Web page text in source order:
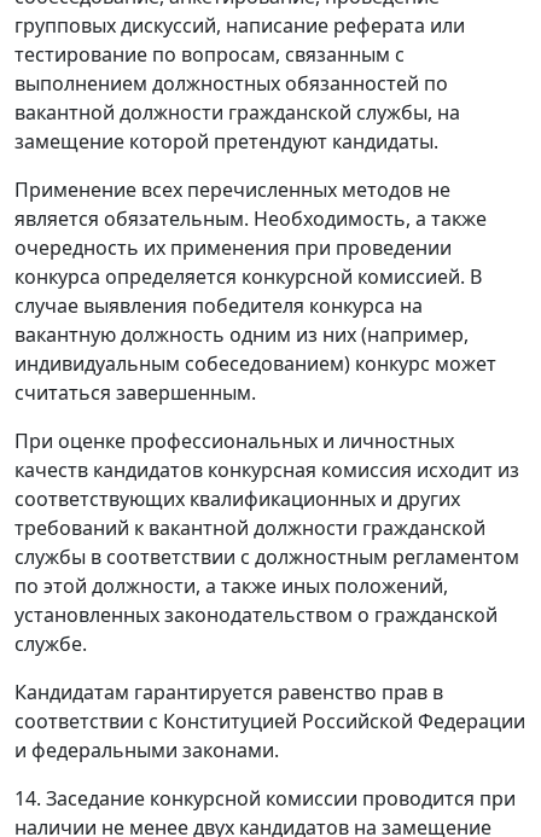
групповых дискуссий, написание реферата или
тестирование по вопросам, связанным с
выполнением должностных обязанностей по
вакантной должности гражданской службы, на
замещение которой претендуют кандидаты.
Применение всех перечисленных методов не
является обязательным. Необходимость, а также
очередность их применения при проведении
конкурса определяется конкурсной комиссией. В
случае выявления победителя конкурса на
вакантную должность одним из них (например,
индивидуальным собеседованием) конкурс может
считаться завершенным.
При оценке профессиональных и личностных
качеств кандидатов конкурсная комиссия исходит из
соответствующих квалификационных и других
требований к вакантной должности гражданской
службы в соответствии с должностным регламентом
по этой должности, а также иных положений,
установленных законодательством о гражданской
службе.
Кандидатам гарантируется равенство прав в
соответствии с Конституцией Российской Федерации
и федеральными законами.
14. Заседание конкурсной комиссии проводится при
наличии не менее двух кандидатов на замещение